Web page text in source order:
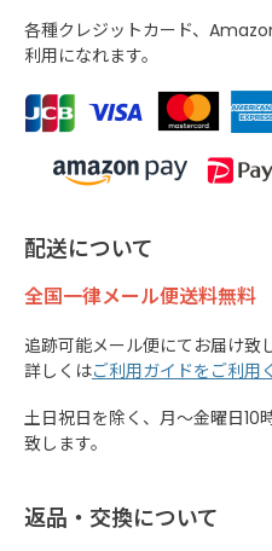
各種クレジットカード、
利用になれます。
配送について
全国一律メール便送料無料
追跡可能メール便にてお届け致
詳しくはご利用ガイドをご利用
土日祝日を除く、月～金曜日10
致します。
返品・交換について